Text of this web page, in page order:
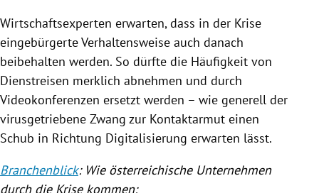
Wirtschaftsexperten erwarten, dass in der Krise
eingebürgerte Verhaltensweise auch danach
beibehalten werden. So dürfte die Häufigkeit von
Dienstreisen merklich abnehmen und durch
Videokonferenzen ersetzt werden – wie generell der
virusgetriebene Zwang zur Kontaktarmut einen
Schub in Richtung Digitalisierung erwarten lässt.
Branchenblick: Wie österreichische Unternehmen
durch die Krisekommen: